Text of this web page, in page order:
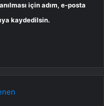
için adım, e-posta
kaydedilsin.